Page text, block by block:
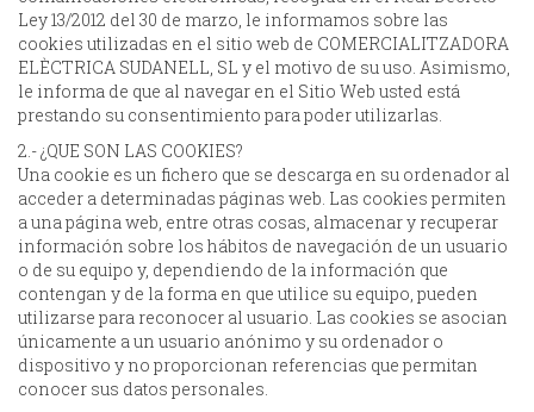
Ley 13/2012 del 30 de marzo, le informamos sobre las
cookies utilizadas en el sitio web de COMERCIALITZADORA
ELÈCTRICA SUDANELL, SL y el motivo de su uso. Asimismo,
le informa de que al navegar en el Sitio Web usted está
prestando su consentimiento para poder utilizarlas.
2.- ¿QUE SON LAS COOKIES?
Una cookie es un fichero que se descarga en su ordenador al
acceder a determinadas páginas web. Las cookies permiten
a una página web, entre otras cosas, almacenar y recuperar
información sobre los hábitos de navegación de un usuario
o de su equipo y, dependiendo de la información que
contengan y de la forma en que utilice su equipo, pueden
utilizarse para reconocer al usuario. Las cookies se asocian
únicamente a un usuario anónimo y su ordenador o
dispositivo y no proporcionan referencias que permitan
conocer sus datos personales.